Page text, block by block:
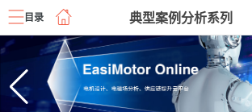
典型案例分析系列
目录